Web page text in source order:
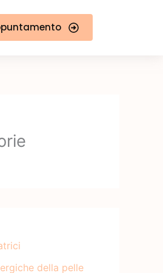
della pelle